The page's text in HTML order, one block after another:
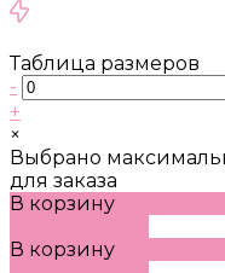
Таблица размеров
-
+
×
Выбрано
для заказа
В корзину
В корзину